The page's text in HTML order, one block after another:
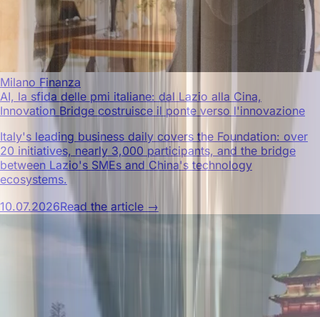
Milano Finanza
AI, la sfida delle pmi italiane: dal Lazio alla Cina,
Innovation Bridge costruisce il ponte verso l'innovazione
Italy's leading business daily covers the Foundation: over
20 initiatives, nearly 3,000 participants, and the bridge
between Lazio's SMEs and China's technology
ecosystems.
10.07.2026Read the article →